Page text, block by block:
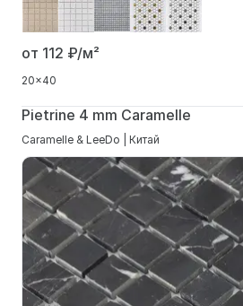
от 112 ₽/м²
20x40
Pietrine 4 mm Caramelle
Caramelle & LeeDo | Китай